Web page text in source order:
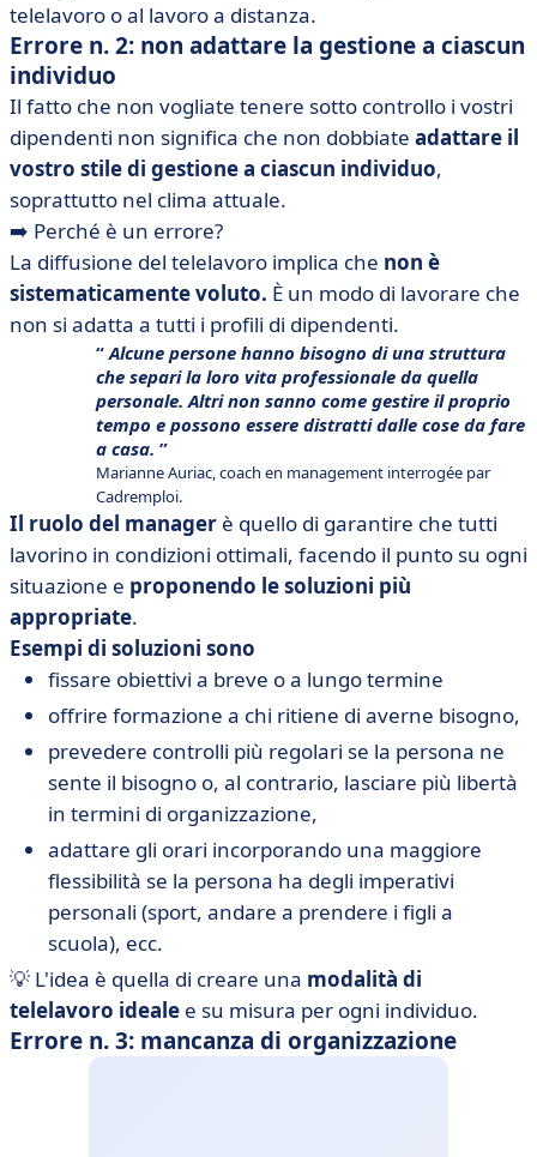
telelavoro o al lavoro a distanza.
Errore n. 2: non adattare la gestione a ciascun
individuo
Il fatto che non vogliate tenere sotto controllo i vostri
dipendenti non significa che non dobbiate adattare il
vostro stile di gestione a ciascun individuo,
soprattutto nel clima attuale.
➡️ Perché è un errore?
La diffusione del telelavoro implica che non è
sistematicamente voluto. È un modo di lavorare che
non si adatta a tutti i profili di dipendenti.
Alcune persone hanno bisogno di una struttura
che separi la loro vita professionale da quella
personale. Altri non sanno come gestire il proprio
tempo e possono essere distratti dalle cose da fare
a casa.
Marianne Auriac, coach en management interrogée par
Cadremploi.
Il ruolo del manager è quello di garantire che tutti
lavorino in condizioni ottimali, facendo il punto su ogni
situazione e proponendo le soluzioni più
appropriate.
Esempi di soluzioni sono
fissare obiettivi a breve o a lungo termine
offrire formazione a chi ritiene di averne bisogno,
prevedere controlli più regolari se la persona ne
sente il bisogno o, al contrario, lasciare più libertà
in termini di organizzazione,
adattare gli orari incorporando una maggiore
flessibilità se la persona ha degli imperativi
personali (sport, andare a prendere i figli a
scuola), ecc.
💡 L'idea è quella di creare una modalità di
telelavoro ideale e su misura per ogni individuo.
Errore n. 3: mancanza di organizzazione